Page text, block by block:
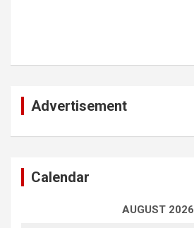
Advertisement
Calendar
AUGUST 2026